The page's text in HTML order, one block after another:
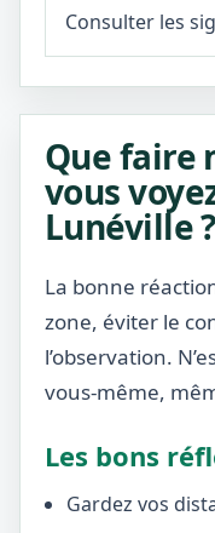
Consulter les
Que faire
vous
Lunéville ?
La bonne
zone, éviter le
l’observation.
vous-même,
Les bons
Gardez vos